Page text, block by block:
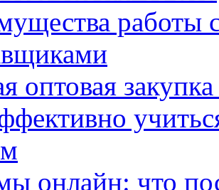
работы
оптовая
онлайн: что